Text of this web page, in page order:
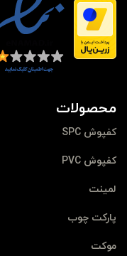
محصولات
کفپوش SPC
کفپوش PVC
لمینت
پارکت چوب
موکت